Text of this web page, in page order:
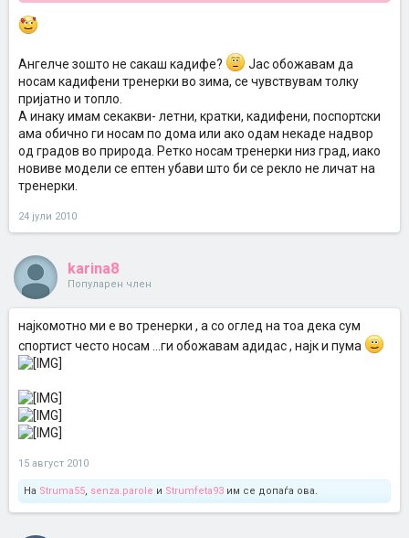
Ангелче зошто не сакаш кадифе?
Јас обожавам да
носам кадифени тренерки во зима, се чувствувам толку
пријатно и топло.
А инаку имам секакви- летни, кратки, кадифени, поспортски
ама обично ги носам по дома или ако одам некаде надвор
од градов во природа. Ретко носам тренерки низ град, иако
новиве модели се ептен убави што би се рекло не личат на
тренерки.
24 јули 2010
karina8
Популарен член
најкомотно ми е во тренерки , а со оглед на тоа дека сум
спортист често носам ...ги обожавам адидас , најк и пума
15 август 2010
На Struma55, senza.parole и Strumfeta93 им се допаѓа ова.